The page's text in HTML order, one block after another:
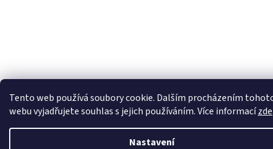
Tento web používá soubory cookie. Dalším procházením
webu vyjadřujete souhlas s jejich používáním. Více informacízde
Nastavení